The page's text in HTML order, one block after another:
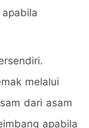
melalui
dari asam
apabila